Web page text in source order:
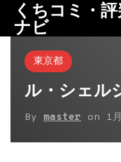
くちコミ・
ナビ
東京都
ル・シェル
By master on 1